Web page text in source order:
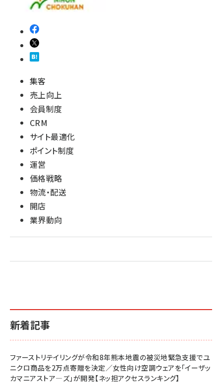
集客
売上向上
会員制度
CRM
サイト最適化
ポイント制度
運営
価格戦略
物流・配送
開店
業界動向
新着記事
ファーストリテイリングが令和8年熊本地震の被災地緊急支援でユ
ニクロ商品を2万点寄贈を決定／女性向け空調ウェアを「イーザッ
カマニアストア―ズ」が開発【ネッ担アクセスランキング】